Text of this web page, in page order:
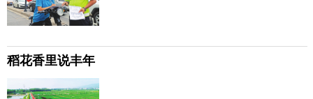
稻花香里说丰年